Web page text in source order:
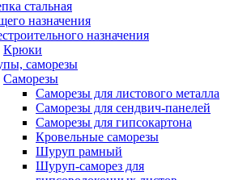
стальная
назначения
назначения
Крюки
саморезы
Саморезы
Саморезы для листового металла
Саморезы для сендвич-панелей
Саморезы для гипсокартона
Кровельные саморезы
Шуруп рамный
Шуруп-саморез для